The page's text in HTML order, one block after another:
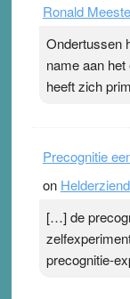
Ronald
Ondertussen
name aan
heeft zich
Precognitie
on
[…] de
precognitie-